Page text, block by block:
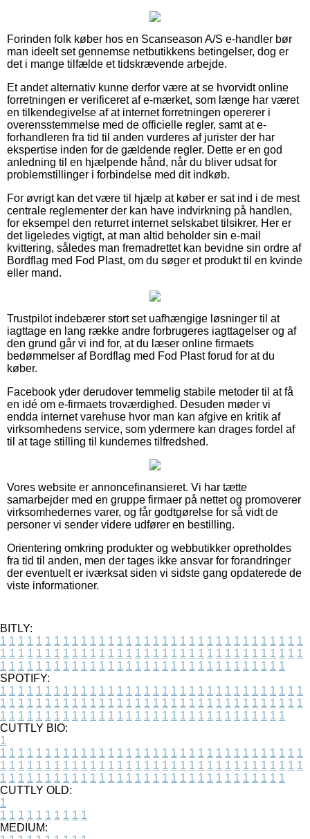
Forinden folk køber hos en Scanseason A/S e-handler bør
man ideelt set gennemse netbutikkens betingelser, dog er
det i mange tilfælde et tidskrævende arbejde.
Et andet alternativ kunne derfor være at se hvorvidt online
forretningen er verificeret af e-mærket, som længe har været
en tilkendegivelse af at internet forretningen opererer i
overensstemmelse med de officielle regler, samt at e-
forhandleren fra tid til anden vurderes af jurister der har
ekspertise inden for de gældende regler. Dette er en god
anledning til en hjælpende hånd, når du bliver udsat for
problemstillinger i forbindelse med dit indkøb.
For øvrigt kan det være til hjælp at køber er sat ind i de mest
centrale reglementer der kan have indvirkning på handlen,
for eksempel den returret internet selskabet tilsikrer. Her er
det ligeledes vigtigt, at man altid beholder sin e-mail
kvittering, således man fremadrettet kan bevidne sin ordre af
Bordflag med Fod Plast, om du søger et produkt til en kvinde
eller mand.
Trustpilot indebærer stort set uafhængige løsninger til at
iagttage en lang række andre forbrugeres iagttagelser og af
den grund går vi ind for, at du læser online firmaets
bedømmelser af Bordflag med Fod Plast forud for at du
køber.
Facebook yder derudover temmelig stabile metoder til at få
en idé om e-firmaets troværdighed. Desuden møder vi
endda internet varehuse hvor man kan afgive en kritik af
virksomhedens service, som ydermere kan drages fordel af
til at tage stilling til kundernes tilfredshed.
Vores website er annoncefinansieret. Vi har tætte
samarbejder med en gruppe firmaer på nettet og promoverer
virksomhedernes varer, og får godtgørelse for så vidt de
personer vi sender videre udfører en bestilling.
Orientering omkring produkter og webbutikker opretholdes
fra tid til anden, men der tages ikke ansvar for forandringer
der eventuelt er iværksat siden vi sidste gang opdaterede de
viste informationer.
BITLY:
1 1 1 1 1 1 1 1 1 1 1 1 1 1 1 1 1 1 1 1 1 1 1 1 1 1 1 1 1 1 1 1 1 1
1 1 1 1 1 1 1 1 1 1 1 1 1 1 1 1 1 1 1 1 1 1 1 1 1 1 1 1 1 1 1 1 1 1
1 1 1 1 1 1 1 1 1 1 1 1 1 1 1 1 1 1 1 1 1 1 1 1 1 1 1 1 1 1 1 1
SPOTIFY:
1 1 1 1 1 1 1 1 1 1 1 1 1 1 1 1 1 1 1 1 1 1 1 1 1 1 1 1 1 1 1 1 1 1
1 1 1 1 1 1 1 1 1 1 1 1 1 1 1 1 1 1 1 1 1 1 1 1 1 1 1 1 1 1 1 1 1 1
1 1 1 1 1 1 1 1 1 1 1 1 1 1 1 1 1 1 1 1 1 1 1 1 1 1 1 1 1 1 1 1
CUTTLY BIO:
1
1 1 1 1 1 1 1 1 1 1 1 1 1 1 1 1 1 1 1 1 1 1 1 1 1 1 1 1 1 1 1 1 1 1
1 1 1 1 1 1 1 1 1 1 1 1 1 1 1 1 1 1 1 1 1 1 1 1 1 1 1 1 1 1 1 1 1 1
1 1 1 1 1 1 1 1 1 1 1 1 1 1 1 1 1 1 1 1 1 1 1 1 1 1 1 1 1 1 1 1
CUTTLY OLD:
1
1 1 1 1 1 1 1 1 1 1
MEDIUM: